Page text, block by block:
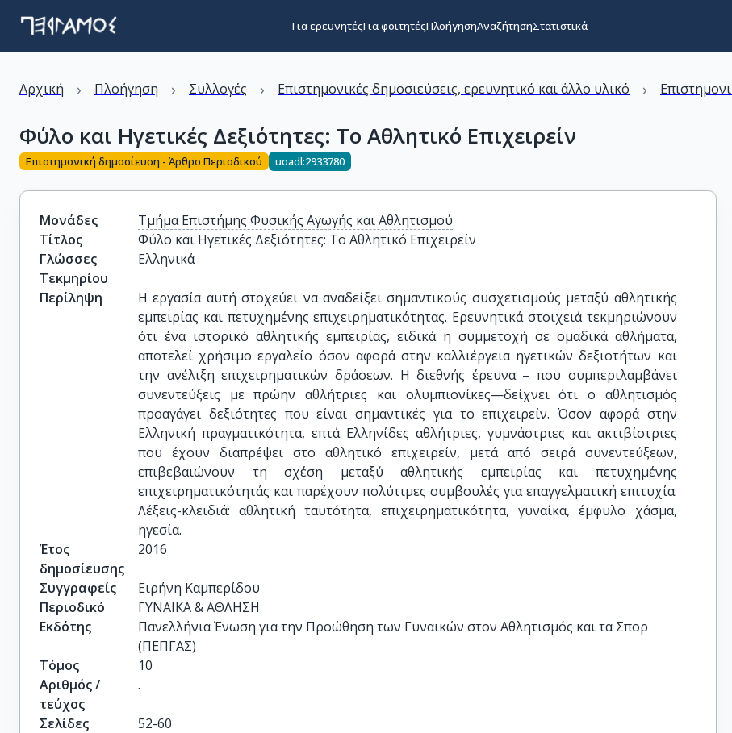
Για ερευνητέςΓια φοιτητέςΠλοήγησηΑναζήτησηΣτατιστικά
Αρχική › Πλοήγηση › Συλλογές › Επιστημονικές δημοσιεύσεις, ερευνητικό και άλλο υλικό ›
Φύλο και Ηγετικές Δεξιότητες: Το Αθλητικό Επιχειρείν
Επιστημονική δημοσίευση - Άρθρο Περιοδικού uoadl:2933780
Μονάδες
Τμήμα Επιστήμης Φυσικής Αγωγής και Αθλητισμού
Τίτλος
Φύλο και Ηγετικές Δεξιότητες: Το Αθλητικό Επιχειρείν
Γλώσσες
Τεκμηρίου
Ελληνικά
Περίληψη
Η εργασία αυτή στοχεύει να αναδείξει σημαντικούς συσχετισμούς μεταξύ αθλητικής
εμπειρίας και πετυχημένης επιχειρηματικότητας. Ερευνητικά στοιχειά τεκμηριώνουν
ότι ένα ιστορικό αθλητικής εμπειρίας, ειδικά η συμμετοχή σε ομαδικά αθλήματα,
αποτελεί χρήσιμο εργαλείο όσον αφορά στην καλλιέργεια ηγετικών δεξιοτήτων και
την ανέλιξη επιχειρηματικών δράσεων. Η διεθνής έρευνα – που συμπεριλαμβάνει
συνεντεύξεις με πρώην αθλήτριες και ολυμπιονίκες—δείχνει ότι ο αθλητισμός
προαγάγει δεξιότητες που είναι σημαντικές για το επιχειρείν. Όσον αφορά στην
Ελληνική πραγματικότητα, επτά Ελληνίδες αθλήτριες, γυμνάστριες και ακτιβίστριες
που έχουν διαπρέψει στο αθλητικό επιχειρείν, μετά από σειρά συνεντεύξεων,
επιβεβαιώνουν τη σχέση μεταξύ αθλητικής εμπειρίας και πετυχημένης
επιχειρηματικότητάς και παρέχουν πολύτιμες συμβουλές για επαγγελματική επιτυχία.
Λέξεις-κλειδιά: αθλητική ταυτότητα, επιχειρηματικότητα, γυναίκα, έμφυλο χάσμα,
ηγεσία.
Έτος
δημοσίευσης
2016
Συγγραφείς
Ειρήνη Καμπερίδου
Περιοδικό
ΓΥΝΑΙΚΑ & ΑΘΛΗΣΗ
Εκδότης
Πανελλήνια Ένωση για την Προώθηση των Γυναικών στον Αθλητισμός και τα Σπορ
(ΠΕΠΓΑΣ)
Τόμος
10
Αριθμός /
τεύχος
.
Σελίδες
52-60